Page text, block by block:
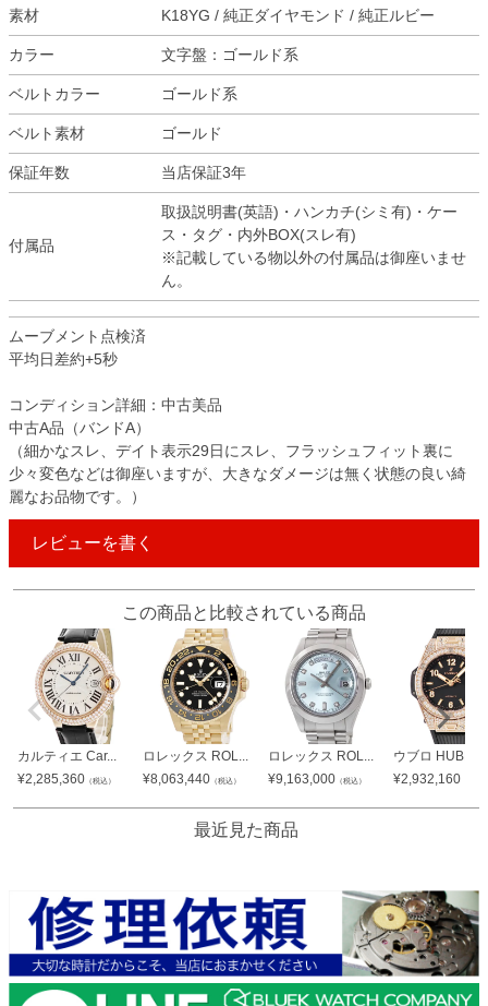
素材 K18YG / 純正ダイヤモンド / 純正ルビー
カラー 文字盤：ゴールド系
ベルトカラー ゴールド系
ベルト素材 ゴールド
保証年数 当店保証3年
付属品
取扱説明書(英語)・ハンカチ(シミ有)・ケー
ス・タグ・内外BOX(スレ有)
※記載している物以外の付属品は御座いませ
ん。
ムーブメント点検済
平均日差約+5秒
コンディション詳細：中古美品
中古A品（バンドA）
（細かなスレ、デイト表示29日にスレ、フラッシュフィット裏に
少々変色などは御座いますが、大きなダメージは無く状態の良い綺
麗なお品物です。）
レビューを書く
この商品と比較されている商品
カルティエ Car...
¥2,285,360 （税込）
ロレックス ROL...
¥8,063,440 （税込）
ロレックス ROL...
¥9,163,000 （税込）
ウブロ
¥2,932,160
最近見た商品